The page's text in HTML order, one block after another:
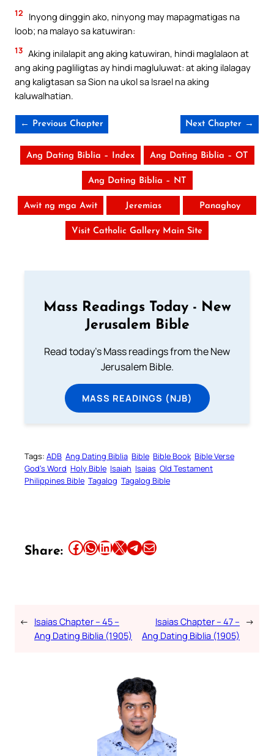
12
Inyong dinggin ako, ninyong may mapagmatigas na
loob; na malayo sa katuwiran:
13 Aking inilalapit ang aking katuwiran, hindi maglalaon at
ang aking pagliligtas ay hindi magluluwat: at aking ilalagay
ang kaligtasan sa Sion na ukol sa Israel na aking
kaluwalhatian.
← Previous Chapter Next Chapter →
Ang Dating Biblia – Index Ang Dating Biblia – OT
Ang Dating Biblia – NT
Awit ng mga Awit Jeremias Panaghoy
Visit Catholic Gallery Main Site
Mass Readings Today - New
Jerusalem Bible
Read today's Mass readings from the New
Jerusalem Bible.
MASS READINGS (NJB)
Tags: ADB Ang Dating Biblia Bible Bible Book Bible Verse
God’s Word Holy Bible Isaiah Isaias Old Testament
Philippines Bible Tagalog Tagalog Bible
Share: Share this article on Facebook Share this article on WhatsApp Share this article on LinkedIn Share this article on X Share this article on TelegramEmail this Article
← Isaias Chapter – 45 –
Ang Dating Biblia (1905)
Isaias Chapter – 47 –
Ang Dating Biblia (1905)
→